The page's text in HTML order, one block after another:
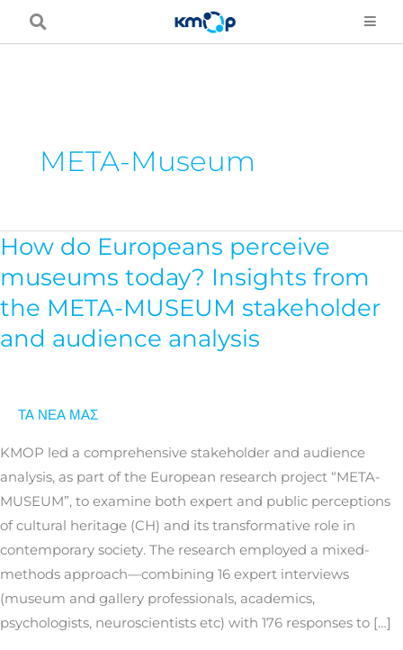
Μετάβαση
META-Museum
How do Europeans perceive
museums today? Insights from
the META-MUSEUM stakeholder
and audience analysis
ΤΑ ΝΕΑ ΜΑΣ
KMOP led a comprehensive stakeholder and audience
analysis, as part of the European research project “META-
MUSEUM”, to examine both expert and public perceptions
of cultural heritage (CH) and its transformative role in
contemporary society. The research employed a mixed-
methods approach—combining 16 expert interviews
(museum and gallery professionals, academics,
psychologists, neuroscientists etc) with 176 responses to […]
How
Europeans
perceive
museums
from
META-
MUSEUM
stakeholder
and
audience
analysis